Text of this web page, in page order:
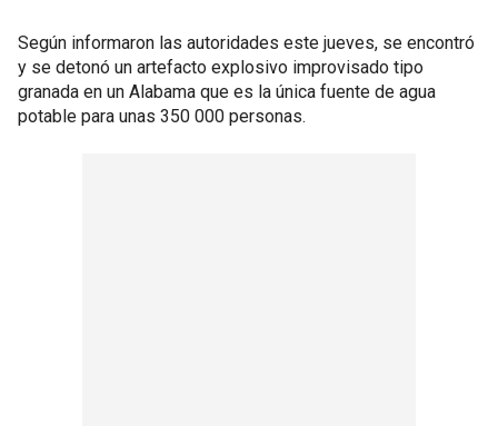
Según informaron las autoridades este jueves, se encontró
y se detonó un artefacto explosivo improvisado tipo
granada en un Alabama que es la única fuente de agua
potable para unas 350 000 personas.